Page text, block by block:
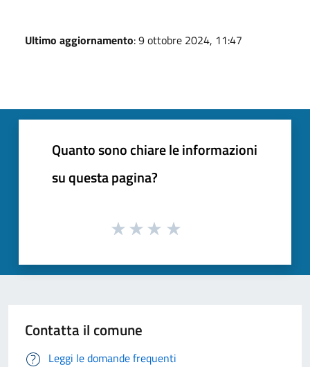
Ultimo aggiornamento: 9 ottobre 2024, 11:47
Quanto sono chiare le informazioni
su questa pagina?
Contatta il comune
Leggi le domande frequenti